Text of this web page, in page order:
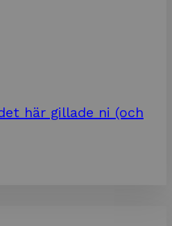
här gillade ni (och